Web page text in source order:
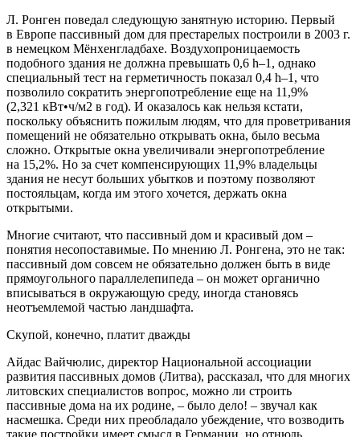
Л. Ронген поведал следующую занятную историю. Первый
в Европе пассивный дом для престарелых построили в 2003 г.
в немецком Мёнхенгладбахе. Воздухопроницаемость
подобного здания не должна превышать 0,6 h–1, однако
специальный тест на герметичность показал 0,4 h–1, что
позволило сократить энергопотребление еще на 11,9%
(2,321 кВт•ч/м2 в год). И оказалось как нельзя кстати,
поскольку объяснить пожилым людям, что для проветривания
помещений не обязательно открывать окна, было весьма
сложно. Открытые окна увеличивали энергопотребление
на 15,2%. Но за счет компенсирующих 11,9% владельцы
здания не несут больших убытков и поэтому позволяют
постояльцам, когда им этого хочется, держать окна
открытыми.
Многие считают, что пассивный дом и красивый дом –
понятия несопоставимые. По мнению Л. Ронгена, это не так:
пассивный дом совсем не обязательно должен быть в виде
прямоугольного параллелепипеда – он может органично
вписываться в окружающую среду, иногда становясь
неотъемлемой частью ландшафта.
Скупой, конечно, платит дважды
Айдас Вайчюлис, директор Национальной ассоциации
развития пассивных домов (Литва), рассказал, что для многих
литовских специалистов вопрос, можно ли строить
пассивные дома на их родине, – было дело! – звучал как
насмешка. Среди них преобладало убеждение, что возводить
такие постройки имеет смысл в Германии, но отнюдь